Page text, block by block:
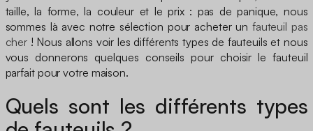
taille, la forme, la couleur et le prix : pas de panique, nous
sommes là avec notre sélection pour acheter un fauteuil pas
cher ! Nous allons voir les différents types de fauteuils et nous
vous donnerons quelques conseils pour choisir le fauteuil
parfait pour votre maison.
Quels sont les différents types